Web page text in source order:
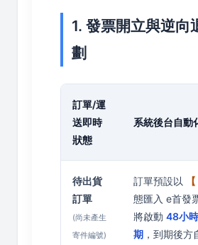
1. 發票開立與逆向
劃
訂單/運
送即時
狀態
系統後台自動
待出貨
訂單
(尚未產生
寄件編號)
訂單預設以
態匯入 e首發
將啟動 48小
期 ，到期後